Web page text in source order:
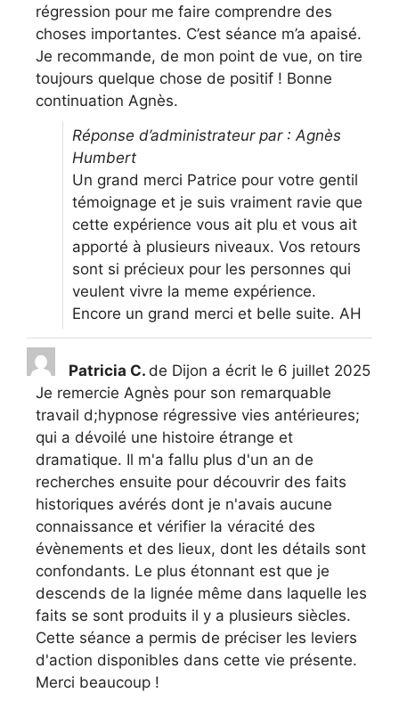
régression pour me faire comprendre des
choses importantes. C’est séance m’a apaisé.
Je recommande, de mon point de vue, on tire
toujours quelque chose de positif ! Bonne
continuation Agnès.
Réponse d’administrateur par : Agnès
Humbert
Un grand merci Patrice pour votre gentil
témoignage et je suis vraiment ravie que
cette expérience vous ait plu et vous ait
apporté à plusieurs niveaux. Vos retours
sont si précieux pour les personnes qui
veulent vivre la meme expérience.
Encore un grand merci et belle suite. AH
Patricia C. de Dijon a écrit le 6 juillet 2025
Je remercie Agnès pour son remarquable
travail d;hypnose régressive vies antérieures;
qui a dévoilé une histoire étrange et
dramatique. Il m'a fallu plus d'un an de
recherches ensuite pour découvrir des faits
historiques avérés dont je n'avais aucune
connaissance et vérifier la véracité des
évènements et des lieux, dont les détails sont
confondants. Le plus étonnant est que je
descends de la lignée même dans laquelle les
faits se sont produits il y a plusieurs siècles.
Cette séance a permis de préciser les leviers
d'action disponibles dans cette vie présente.
Merci beaucoup !